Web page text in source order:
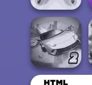
Push The Colors